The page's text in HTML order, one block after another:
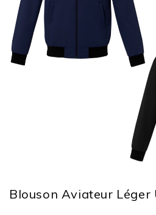
Blouson Aviateur Léger